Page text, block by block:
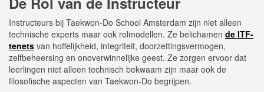
Instructeurs bij Taekwon-Do School Amsterdam zijn niet alleen
technische experts maar ook rolmodellen. Ze belichamen de ITF-
tenets van hoffelijkheid, integriteit, doorzettingsvermogen,
zelfbeheersing en onoverwinnelijke geest. Ze zorgen ervoor dat
leerlingen niet alleen technisch bekwaam zijn maar ook de
filosofische aspecten van Taekwon-Do begrijpen.